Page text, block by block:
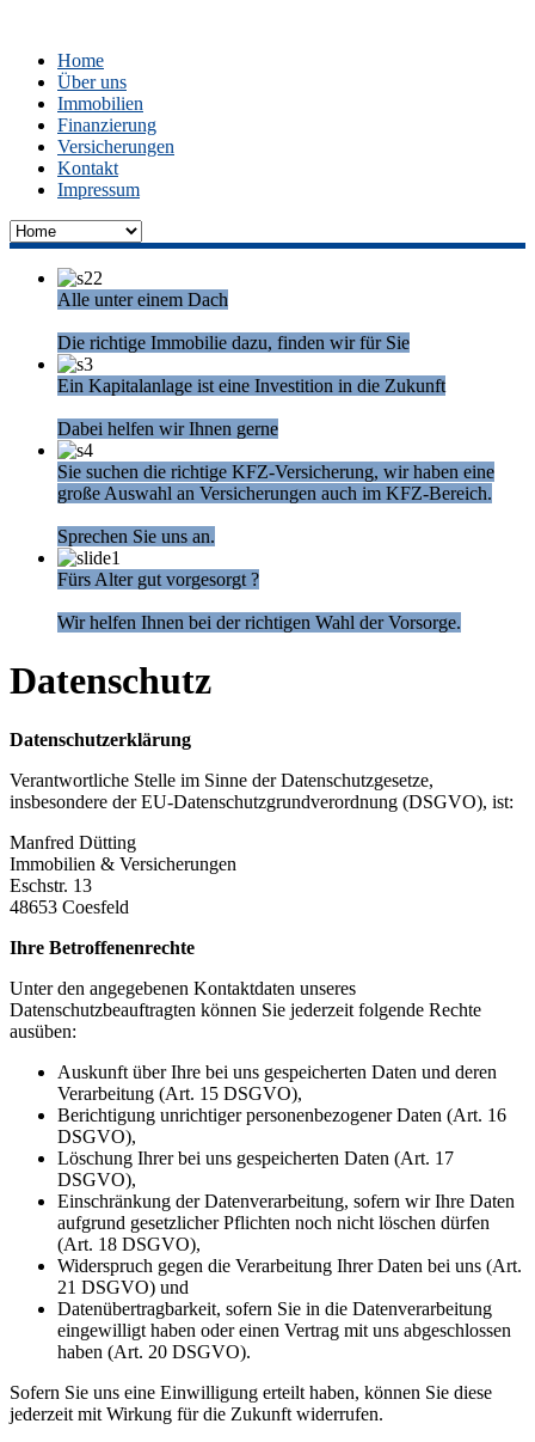
Home
Über uns
Immobilien
Finanzierung
Versicherungen
Kontakt
Impressum
Alle unter einem Dach
Die richtige Immobilie dazu, finden wir für Sie
Ein Kapitalanlage ist eine Investition in die Zukunft
Dabei helfen wir Ihnen gerne
Sie suchen die richtige KFZ-Versicherung, wir haben eine
große Auswahl an Versicherungen auch im KFZ-Bereich.
Sprechen Sie uns an.
Fürs Alter gut vorgesorgt ?
Wir helfen Ihnen bei der richtigen Wahl der Vorsorge.
Datenschutz
Datenschutzerklärung
Verantwortliche Stelle im Sinne der Datenschutzgesetze,
insbesondere der EU-Datenschutzgrundverordnung (DSGVO), ist:
Manfred Dütting
Immobilien & Versicherungen
Eschstr. 13
48653 Coesfeld
Ihre Betroffenenrechte
Unter den angegebenen Kontaktdaten unseres
Datenschutzbeauftragten können Sie jederzeit folgende Rechte
ausüben:
Auskunft über Ihre bei uns gespeicherten Daten und deren
Verarbeitung (Art. 15 DSGVO),
Berichtigung unrichtiger personenbezogener Daten (Art. 16
DSGVO),
Löschung Ihrer bei uns gespeicherten Daten (Art. 17
DSGVO),
Einschränkung der Datenverarbeitung, sofern wir Ihre Daten
aufgrund gesetzlicher Pflichten noch nicht löschen dürfen
(Art. 18 DSGVO),
Widerspruch gegen die Verarbeitung Ihrer Daten bei uns (Art.
21 DSGVO) und
Datenübertragbarkeit, sofern Sie in die Datenverarbeitung
eingewilligt haben oder einen Vertrag mit uns abgeschlossen
haben (Art. 20 DSGVO).
Sofern Sie uns eine Einwilligung erteilt haben, können Sie diese
jederzeit mit Wirkung für die Zukunft widerrufen.